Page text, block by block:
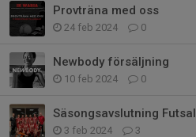
Provträna med oss
24 feb 2024 0
Newbody försäljning
10 feb 2024 0
Säsongsavslutning Futsal
3 feb 2024 3